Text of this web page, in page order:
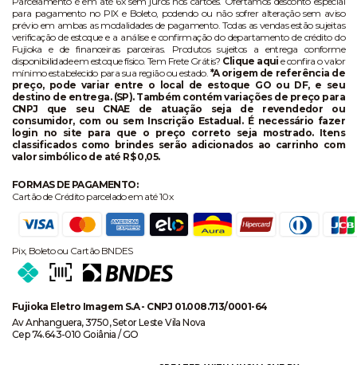
para pagamento no PIX e Boleto, podendo ou não sofrer alteração sem aviso
prévio em ambas as modalidades de pagamento. Todas as vendas estão sujeitas
verificação de estoque e a análise e confirmação do departamento de crédito do
Fujioka e de financeiras parceiras. Produtos sujeitos a entrega conforme
disponibilidade em estoque físico. Tem Frete Grátis? Clique aqui e confira o valor
mínimo estabelecido para sua região ou estado. *A origem de referência de
preço, pode variar entre o local de estoque GO ou DF, e seu
destino de entrega. (SP). Também contém variações de preço para
CNPJ que seu CNAE de atuação seja de revendedor ou
consumidor, com ou sem Inscrição Estadual. É necessário fazer
login no site para que o preço correto seja mostrado. Itens
classificados como brindes serão adicionados ao carrinho com
valor simbólico de até R$ 0,05.
FORMAS DE PAGAMENTO:
Cartão de Crédito parcelado em até 10x
Pix, Boleto ou Cartão BNDES
Fujioka Eletro Imagem S.A - CNPJ 01.008.713/0001-64
Av Anhanguera, 3750, Setor Leste Vila Nova
Cep 74.643-010 Goiânia / GO